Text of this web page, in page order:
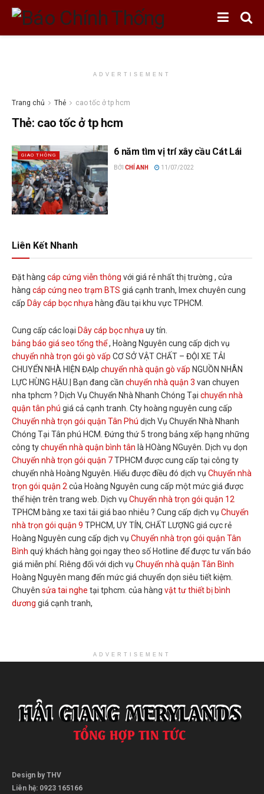
ADVERTISEMENT
Trang chủ Thẻ cao tốc ở tp hcm
Thẻ: cao tốc ở tp hcm
GIAO THÔNG 6 năm tìm vị trí xây cầu Cát Lái
BỞI CHÍ ANH 11/07/2022
Liên Kết Nhanh
Đặt hàng cáp cứng viễn thông với giá rẻ nhất thị trường , cửa
hàng cáp cứng neo trạm BTS giá cạnh tranh, Imex chuyên cung
cấp Dây cáp bọc nhựa hàng đầu tại khu vực TPHCM.
Cung cấp các loại Dây cáp bọc nhựa uy tín.
bảng báo giá seo tổng thể, Hoàng Nguyên cung cấp dịch vụ
chuyển nhà trọn gói gò vấp CƠ SỞ VẬT CHẤT – ĐỘI XE TẢI
CHUYỂN NHÀ HIỆN ĐẠIp chuyển nhà quận gò vấp NGUỒN NHÂN
LỰC HÙNG HẬU.| Bạn đang cần chuyển nhà quận 3 van chuyen
nha tphcm ? Dịch Vụ Chuyển Nhà Nhanh Chóng Tại chuyển nhà
quận tân phú giá cả cạnh tranh. Cty hoàng nguyên cung cấp
Chuyển nhà trọn gói quận Tân Phú dịch Vụ Chuyển Nhà Nhanh
Chóng Tại Tân phú HCM. Đứng thứ 5 trong bảng xếp hạng những
công tychuyển nhà quận bình tân là HOàng NGuyên. Dịch vụ dọn
Chuyển nhà trọn gói quận 7TPHCM được cung cấp tại công ty
chuyển nhà Hoàng Nguyên. Hiểu được điều đó dịch vụ Chuyển nhà
trọn gói quận 2 của Hoàng Nguyên cung cấp một mức giá được
thể hiện trên trang web. Dịch vụ Chuyển nhà trọn gói quận 12
TPHCM bằng xe taxi tải giá bao nhiêu ? Cung cấp dịch vụ Chuyển
nhà trọn gói quận 9 TPHCM, UY TÍN, CHẤT LƯỢNG giá cực rẻ
Hoàng Nguyên cung cấp dịch vụ Chuyển nhà trọn gói quận Tân
Bình quý khách hàng gọi ngay theo số Hotline để được tư vấn báo
giá miễn phí. Riêng đối với dịch vụ Chuyển nhà quận Tân Bình
Hoàng Nguyên mang đến mức giá chuyển dọn siêu tiết kiệm.
Chuyên sửa tai nghe tại tphcm. của hàng vật tư thiết bị bình
dương giá cạnh tranh,
ADVERTISEMENT
Design by THV
Liên hệ: 0923 165166